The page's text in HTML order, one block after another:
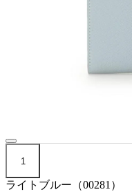
1
ライトブルー（00281）